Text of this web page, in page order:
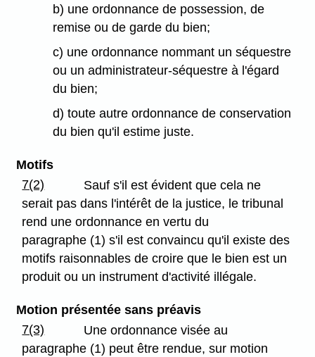
b) une ordonnance de possession, de
remise ou de garde du bien;
c) une ordonnance nommant un séquestre
ou un administrateur-séquestre à l'égard
du bien;
d) toute autre ordonnance de conservation
du bien qu'il estime juste.
Motifs
7(2)
Sauf s'il est évident que cela ne
serait pas dans l'intérêt de la justice, le tribunal
rend une ordonnance en vertu du
paragraphe (1) s'il est convaincu qu'il existe des
motifs raisonnables de croire que le bien est un
produit ou un instrument d'activité illégale.
Motion présentée sans préavis
7(3)
Une ordonnance visée au
paragraphe (1) peut être rendue, sur motion